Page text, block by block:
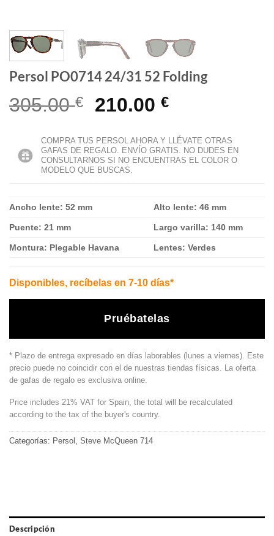
Persol PO0714 24/31 52 Folding
305.00€
El
original
era:
210.00 €El
actual
es:
COMPRA TUS PERSOL AHORA Y LLÉVATE OTRAS
GAFAS DE REGALO. ENVÍO GRATIS. NO DUDES EN
CONSULTARNOS SI NO ENCUENTRAS EL COLOR O
MODELO QUE BUSCAS.
Ancho lente: 52 mm Alto lente: 46 mm
Puente: 21 mm Largo varilla: 140 mm
Montura: Plegable Havana Lentes: Verdes
Disponibles, recíbelas en 7-10 días*
Pruébatelas
* Plazo de entrega expresado en días laborables (lunes a viernes). Este
precio puede no coincidir con el de nuestras tiendas físicas. La oferta
de gafas de regalo es exclusiva online.
Price includes 21% VAT for Spain, the total will be recalculated
according to the tax of the buyer's country.
Categorías: Persol , Steve McQueen 714
Descripción